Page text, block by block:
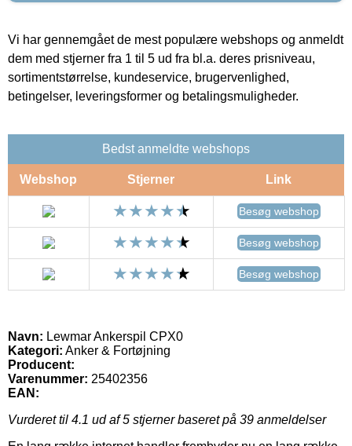
Vi har gennemgået de mest populære webshops og anmeldt
dem med stjerner fra 1 til 5 ud fra bl.a. deres prisniveau,
sortimentstørrelse, kundeservice, brugervenlighed,
betingelser, leveringsformer og betalingsmuligheder.
Bedst anmeldte webshops
Webshop Stjerner Link
Besøg webshop
Besøg webshop
Besøg webshop
Navn: Lewmar Ankerspil CPX0
Kategori: Anker & Fortøjning
Producent:
Varenummer: 25402356
EAN:
Vurderet til 4.1 ud af 5 stjerner baseret på 39 anmeldelser